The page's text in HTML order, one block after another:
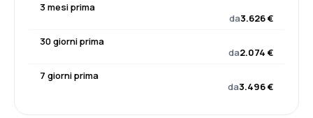
3 mesi prima
da3.626 €
30 giorni prima
da2.074 €
7 giorni prima
da3.496 €